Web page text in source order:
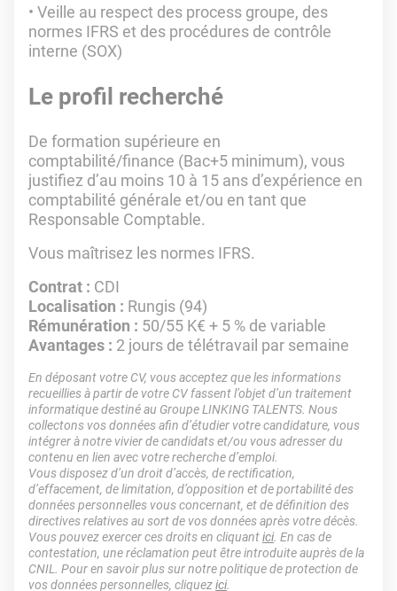
Veille au respect des process groupe, des
normes IFRS et des procédures de contrôle
interne (SOX)
Le profil recherché
De formation supérieure en
comptabilité/finance (Bac+5 minimum), vous
justifiez d’au moins 10 à 15 ans d’expérience en
comptabilité générale et/ou en tant que
Responsable Comptable.
Vous maîtrisez les normes IFRS.
Contrat : CDI
Localisation : Rungis (94)
Rémunération : 50/55 K€ + 5 % de variable
Avantages : 2 jours de télétravail par semaine
En déposant votre CV, vous acceptez que les informations
recueillies à partir de votre CV fassent l’objet d’un traitement
informatique destiné au Groupe LINKING TALENTS. Nous
collectons vos données afin d’étudier votre candidature, vous
intégrer à notre vivier de candidats et/ou vous adresser du
contenu en lien avec votre recherche d’emploi.
Vous disposez d’un droit d’accès, de rectification,
d’effacement, de limitation, d’opposition et de portabilité des
données personnelles vous concernant, et de définition des
directives relatives au sort de vos données après votre décès.
Vous pouvez exercer ces droits en cliquantici. En cas de
contestation, une réclamation peut être introduite auprès de la
CNIL. Pour en savoir plus sur notre politique de protection de
vos données personnelles, cliquezici.